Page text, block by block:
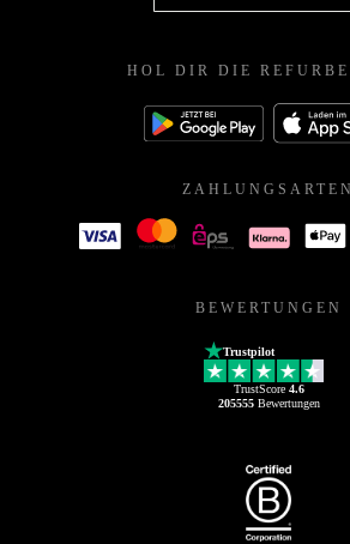
HOL DIR DIE
ZAHLUNGSARTEN
BEWERTUNGEN
Trustpilot
TrustScore 4.6
205555Bewertungen